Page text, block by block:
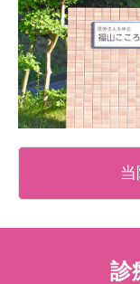
当
診